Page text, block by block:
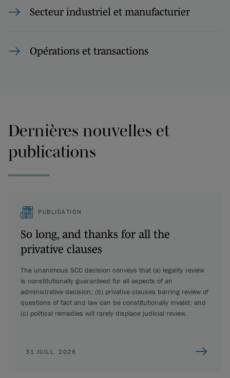
Secteur industriel et manufacturier
Opérations et transactions
Dernières nouvelles et
publications
PUBLICATION
So long, and thanks for all the
privative clauses
The unanimous SCC decision conveys that (a) legality review
is constitutionally guaranteed for all aspects of an
administrative decision; (b) privative clauses barring review of
questions of fact and law can be constitutionally invalid; and
(c) political remedies will rarely displace judicial review.
31 JUILL. 2026